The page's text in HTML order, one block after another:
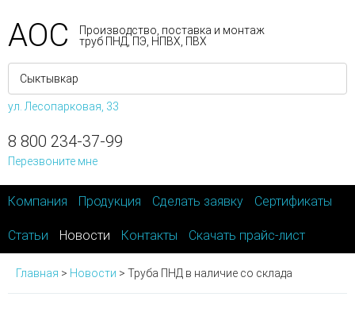
АОС
Производство, поставка и монтаж
труб ПНД, ПЭ, НПВХ, ПВХ
ул. Лесопарковая, 33
8 800 234-37-99
Перезвоните мне
Компания Продукция Сделать заявку Сертификаты
Статьи Новости Контакты Скачать прайс-лист
Главная > Новости > Труба ПНД в наличие со склада